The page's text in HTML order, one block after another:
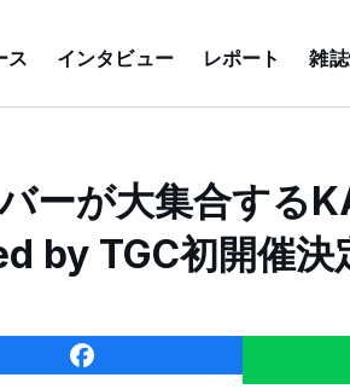
ス インタビュー レポート 雑
ーが大集合する
by TGC初開催決